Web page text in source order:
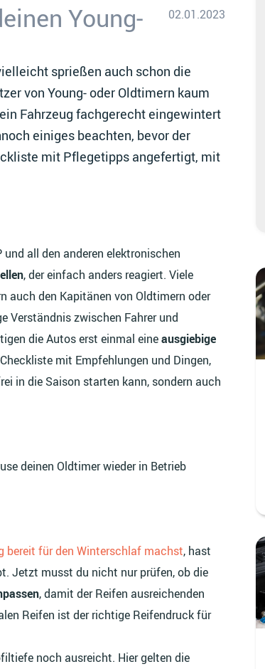
02.01.2023
Young-
sprießen auch schon die
von Young- oder Oldtimern kaum
Fahrzeug fachgerecht eingewintert
einiges beachten, bevor der
mit Pflegetipps angefertigt, mit
all den anderen elektronischen
, der einfach anders reagiert. Viele
auch den Kapitänen von Oldtimern oder
Verständnis zwischen Fahrer und
die Autos erst einmal eineausgiebige
mit Empfehlungen und Dingen,
in die Saison starten kann, sondern auch
deinen Oldtimer wieder in Betrieb
bereit für den Winterschlaf machst, hast
Jetzt musst du nicht nur prüfen, ob die
, damit der Reifen ausreichenden
Reifen ist der richtige Reifendruck für
noch ausreicht. Hier gelten die